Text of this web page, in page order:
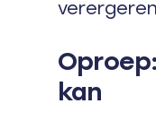
kan